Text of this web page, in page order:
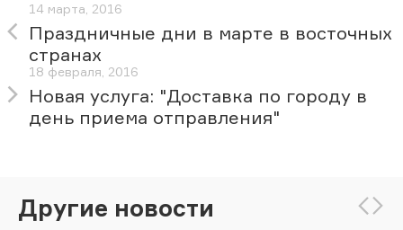
14 марта, 2016
Праздничные дни в марте в восточных
странах
18 февраля, 2016
Новая услуга: "Доставка по городу в
день приема отправления"
Другие новости